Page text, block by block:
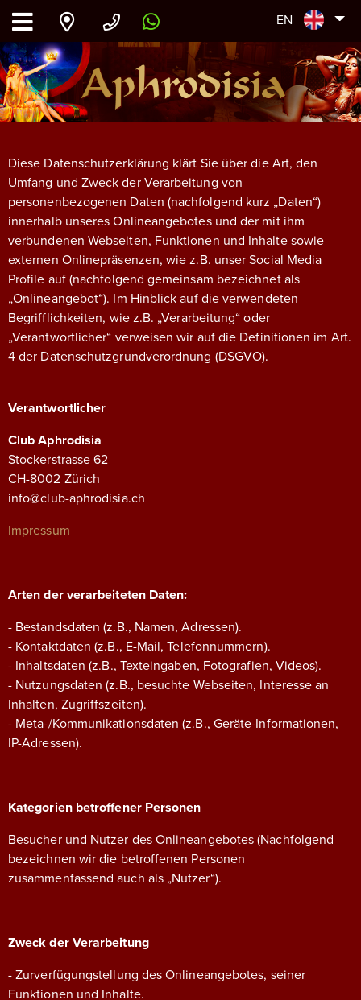
EN
Diese Datenschutzerklärung klärt Sie über die Art, den
Umfang und Zweck der Verarbeitung von
personenbezogenen Daten (nachfolgend kurz „Daten“)
innerhalb unseres Onlineangebotes und der mit ihm
verbundenen Webseiten, Funktionen und Inhalte sowie
externen Onlinepräsenzen, wie z.B. unser Social Media
Profile auf (nachfolgend gemeinsam bezeichnet als
„Onlineangebot“). Im Hinblick auf die verwendeten
Begrifflichkeiten, wie z.B. „Verarbeitung“ oder
„Verantwortlicher“ verweisen wir auf die Definitionen im Art.
4 der Datenschutzgrundverordnung (DSGVO).
Verantwortlicher
Club Aphrodisia
Stockerstrasse 62
CH-8002 Zürich
info@club-aphrodisia.ch
Impressum
Arten der verarbeiteten Daten:
- Bestandsdaten (z.B., Namen, Adressen).
- Kontaktdaten (z.B., E-Mail, Telefonnummern).
- Inhaltsdaten (z.B., Texteingaben, Fotografien, Videos).
- Nutzungsdaten (z.B., besuchte Webseiten, Interesse an
Inhalten, Zugriffszeiten).
- Meta-/Kommunikationsdaten (z.B., Geräte-Informationen,
IP-Adressen).
Kategorien betroffener Personen
Besucher und Nutzer des Onlineangebotes (Nachfolgend
bezeichnen wir die betroffenen Personen
zusammenfassend auch als „Nutzer“).
Zweck der Verarbeitung
- Zurverfügungstellung des Onlineangebotes, seiner
Funktionen und Inhalte.